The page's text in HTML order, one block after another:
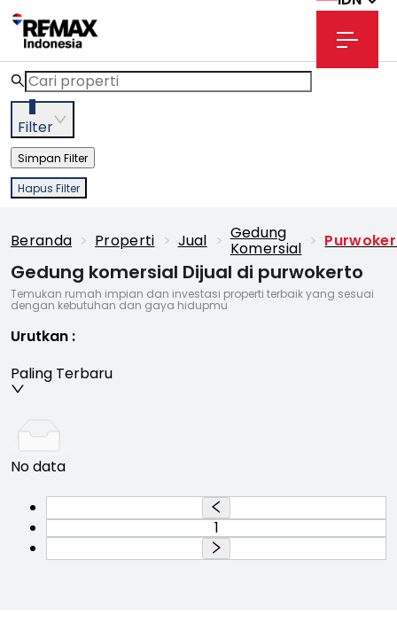
3
Filter
Simpan Filter
Hapus Filter
Beranda > Properti > Jual > Gedung
Komersial >
Gedung komersial Dijual di purwokerto
Temukan rumah impian dan investasi properti terbaik yang sesuai
dengan kebutuhan dan gaya hidupmu
Urutkan :
Paling Terbaru
No data
1